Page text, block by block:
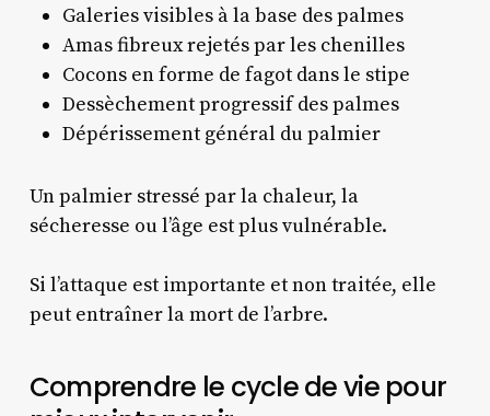
Galeries visibles à la base des palmes
Amas fibreux rejetés par les chenilles
Cocons en forme de fagot dans le stipe
Dessèchement progressif des palmes
Dépérissement général du palmier
Un palmier stressé par la chaleur, la
sécheresse ou l’âge est plus vulnérable.
Si l’attaque est importante et non traitée, elle
peut entraîner la mort de l’arbre.
Comprendre le cycle de vie pour